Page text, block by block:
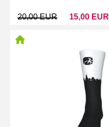
20,00 EUR 15,00 EUR